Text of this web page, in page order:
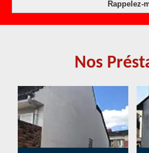
Nos